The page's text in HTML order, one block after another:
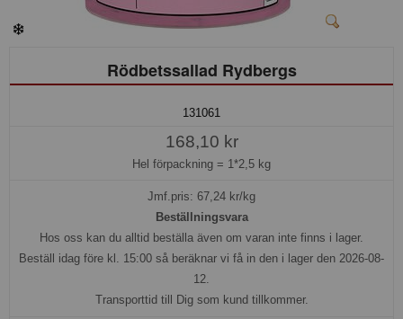
Rödbetssallad Rydbergs
131061
168,10 kr
Hel förpackning = 1*2,5 kg
Jmf.pris: 67,24 kr/kg
Beställningsvara
Hos oss kan du alltid beställa även om varan inte finns i lager.
Beställ idag före kl. 15:00 så beräknar vi få in den i lager den 2026-08-
12.
Transporttid till Dig som kund tillkommer.